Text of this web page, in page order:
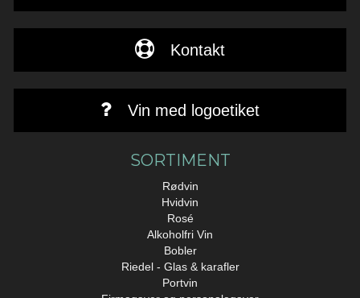
Kontakt
Vin med logoetiket
SORTIMENT
Rødvin
Hvidvin
Rosé
Alkoholfri Vin
Bobler
Riedel - Glas & karafler
Portvin